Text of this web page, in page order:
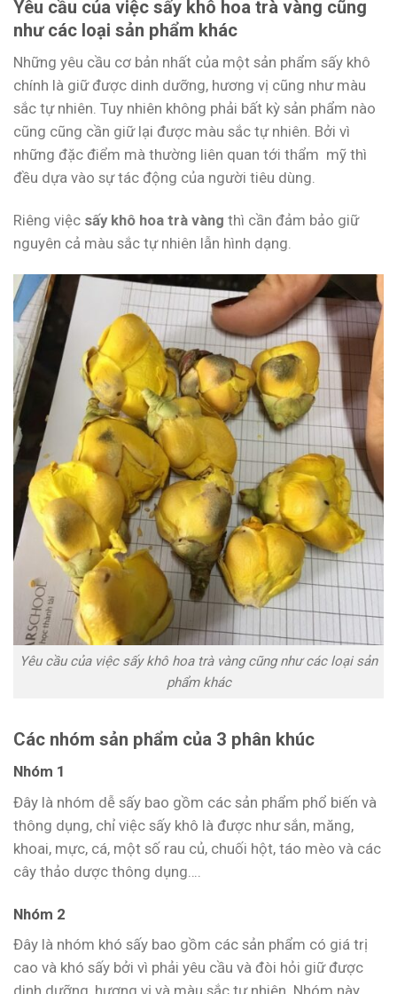
Yêu cầu của việc sấy khô hoa trà vàng cũng
như các loại sản phẩm khác
Những yêu cầu cơ bản nhất của một sản phẩm sấy khô
chính là giữ được dinh dưỡng, hương vị cũng như màu
sắc tự nhiên. Tuy nhiên không phải bất kỳ sản phẩm nào
cũng cũng cần giữ lại được màu sắc tự nhiên. Bởi vì
những đặc điểm mà thường liên quan tới thẩm mỹ thì
đều dựa vào sự tác động của người tiêu dùng.
Riêng việc sấy khô hoa trà vàng thì cần đảm bảo giữ
nguyên cả màu sắc tự nhiên lẫn hình dạng.
Yêu cầu của việc sấy khô hoa trà vàng cũng như các loại sản
phẩm khác
Các nhóm sản phẩm của 3 phân khúc
Nhóm 1
Đây là nhóm dễ sấy bao gồm các sản phẩm phổ biến và
thông dụng, chỉ việc sấy khô là được như sắn, măng,
khoai, mực, cá, một số rau củ, chuối hột, táo mèo và các
cây thảo dược thông dụng….
Nhóm 2
Đây là nhóm khó sấy bao gồm các sản phẩm có giá trị
cao và khó sấy bởi vì phải yêu cầu và đòi hỏi giữ được
dinh dưỡng, hương vị và màu sắc tự nhiên. Nhóm này